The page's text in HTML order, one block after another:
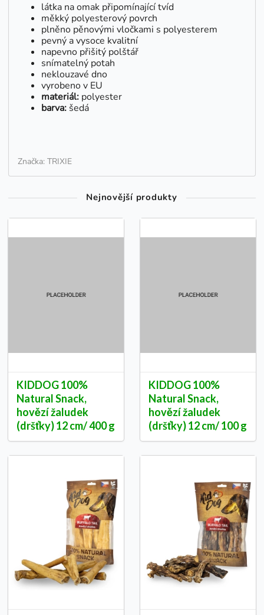
látka na omak připomínající tvíd
měkký polyesterový povrch
plněno pěnovými vločkami s polyesterem
pevný a vysoce kvalitní
napevno přišitý polštář
snímatelný potah
neklouzavé dno
vyrobeno v EU
materiál: polyester
barva: šedá
Značka: TRIXIE
Nejnovější produkty
KIDDOG 100%
Natural Snack,
hovězí žaludek
(dršťky) 12 cm/ 400 g
KIDDOG 100%
Natural Snack,
hovězí žaludek
(dršťky) 12 cm/ 100 g